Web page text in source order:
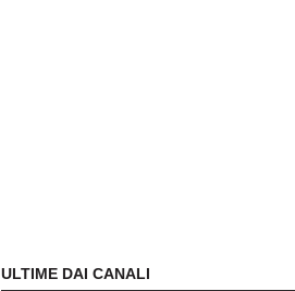
ULTIME DAI CANALI